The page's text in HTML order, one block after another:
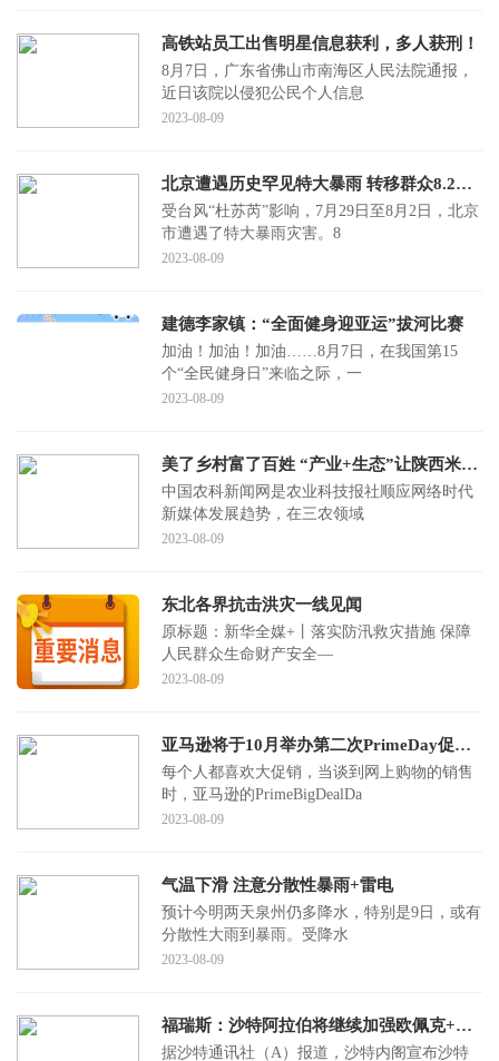
高铁站员工出售明星信息获利，多人获刑！
8月7日，广东省佛山市南海区人民法院通报，
近日该院以侵犯公民个人信息
2023-08-09
北京遭遇历史罕见特大暴雨 转移群众8.2万余人
受台风“杜苏芮”影响，7月29日至8月2日，北京
市遭遇了特大暴雨灾害。8
2023-08-09
建德李家镇：“全面健身迎亚运”拔河比赛
加油！加油！加油……8月7日，在我国第15
个“全民健身日”来临之际，一
2023-08-09
美了乡村富了百姓 “产业+生态”让陕西米脂旧貌换新颜
中国农科新闻网是农业科技报社顺应网络时代
新媒体发展趋势，在三农领域
2023-08-09
东北各界抗击洪灾一线见闻
原标题：​新华全媒+丨落实防汛救灾措施 保障
人民群众生命财产安全—
2023-08-09
亚马逊将于10月举办第二次PrimeDay促销活动
每个人都喜欢大促销，当谈到网上购物的销售
时，亚马逊的PrimeBigDealDa
2023-08-09
气温下滑 注意分散性暴雨+雷电
预计今明两天泉州仍多降水，特别是9日，或有
分散性大雨到暴雨。受降水
2023-08-09
福瑞斯：沙特阿拉伯将继续加强欧佩克+预防性努力以支持市场稳定
据沙特通讯社（A）报道，沙特内阁宣布沙特